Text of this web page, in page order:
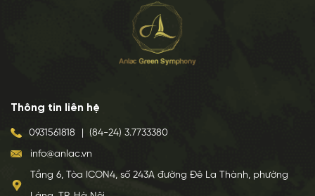
Thông tin liên hệ
0931561818 (84-24) 3.7733380
info@anlac.vn
Tầng 6, Tòa ICON4, số 243A đường Đê La Thành, phường